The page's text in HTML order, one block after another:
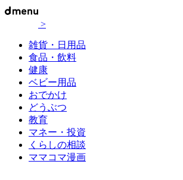
>
雑貨・日用品
食品・飲料
健康
ベビー用品
おでかけ
どうぶつ
教育
マネー・投資
くらしの相談
ママコマ漫画